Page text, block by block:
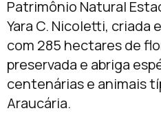
Patrimônio Natural
Yara C. Nicoletti, criada
com 285 hectares de
preservada e abriga
centenárias e animais
Araucária.